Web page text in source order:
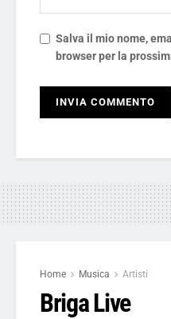
Salva il mio nome,
browser per la
Home Musica Artisti
Briga Live